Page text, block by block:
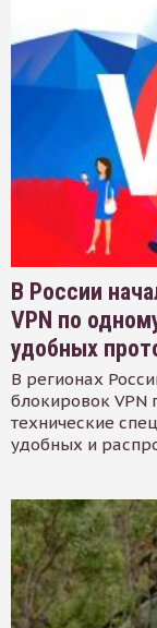
В России
VPN по
удобных
В регионах
блокировок VPN
технические
удобных и